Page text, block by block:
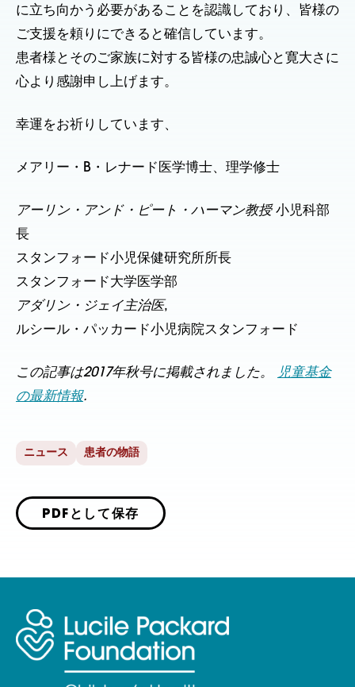
に立ち向かう必要があることを認識しており、皆様の
ご支援を頼りにできると確信しています。
患者様とそのご家族に対する皆様の忠誠心と寛大さに
心より感謝申し上げます。
幸運をお祈りしています、
メアリー・B・レナード医学博士、理学修士
アーリン・アンド・ピート・ハーマン教授小児科部
長
スタンフォード小児保健研究所所長
スタンフォード大学医学部
アダリン・ジェイ主治医,
ルシール・パッカード小児病院スタンフォード
この記事は2017年秋号に掲載されました。
児童基金
の最新情報.
ニュース 患者の物語
PDFとして保存